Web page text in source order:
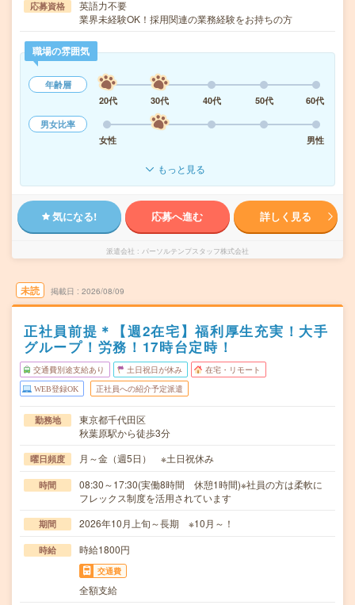
応募資格
英語力不要
業界未経験OK！採用関連の業務経験をお持ちの方
職場の雰囲気
年齢層
20代
30代 40代 50代
60代
男女比率
女性
男性
もっと見る
気になる! 応募へ進む 詳しく見る
派遣会社 パーソルテンプスタッフ株式会社
未読 掲載日 2026/08/09
正社員前提＊【週2在宅】福利厚生充実！大手
グループ！労務！17時台定時！
交通費別途支給あり 土日祝日が休み 在宅・リモート
WEB登録OK 正社員への紹介予定派遣
勤務地
東京都千代田区
秋葉原駅から徒歩3分
曜日頻度 月～金（週5日） ※土日祝休み
時間
08:30～17:30(実働8時間 休憩1時間)※社員の方は柔軟に
フレックス制度を活用されています
期間 2026年10月上旬～長期 ※10月～！
時給 時給1800円
交通費
全額支給